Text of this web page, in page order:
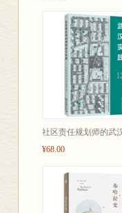
社区责任规划师的武
¥68.00